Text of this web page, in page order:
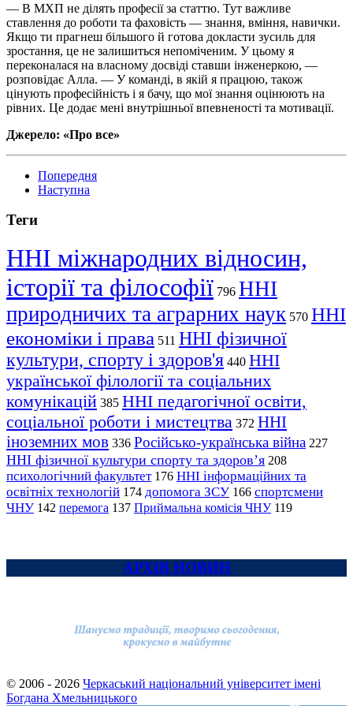
— В МХП не ділять професії за статтю. Тут важливе
ставлення до роботи та фаховість — знання, вміння, навички.
Якщо ти прагнеш більшого й готова докласти зусиль для
зростання, це не залишиться непоміченим. У цьому я
переконалася на власному досвіді ставши інженеркою, —
розповідає Алла. — У команді, в якій я працюю, також
цінують професійність і я бачу, що мої знання оцінюють на
рівних. Це додає мені внутрішньої впевненості та мотивації.
Джерело: «Про все»
Попередня
Наступна
Теги
ННІ міжнародних відносин,
історії та філософії 796 ННІ
природничих та аграрних наук 570 ННІ
економіки і права 511 ННІ фізичної
культури, спорту і здоров'я 440 ННІ
української філології та соціальних
комунікацій 385 ННІ педагогічної освіти,
соціальної роботи і мистецтва 372 ННІ
іноземних мов 336 Російсько-українська війна 227
ННІ фізичної культури спорту та здоров’я 208
психологічний факультет 176 ННІ інформаційних та
освітніх технологій 174 допомога ЗСУ 166 спортсмени
ЧНУ 142 перемога 137 Приймальна комісія ЧНУ 119
АРХІВ НОВИН
© 2006 - 2026 Черкаський національний університет імені
Богдана Хмельницького